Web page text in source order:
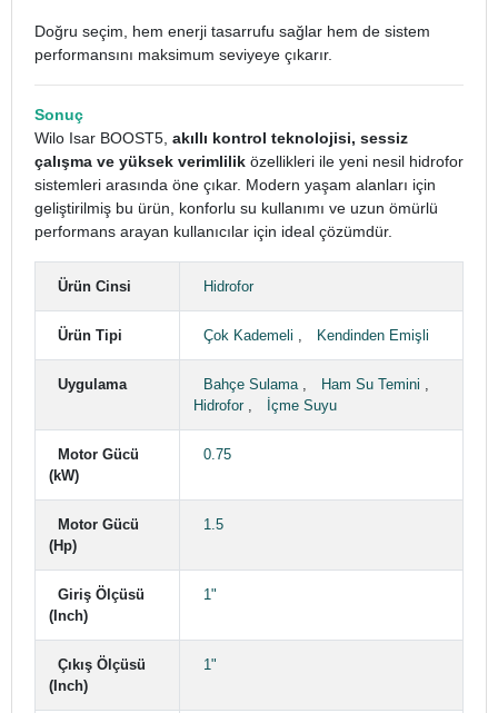
Doğru seçim, hem enerji tasarrufu sağlar hem de sistem
performansını maksimum seviyeye çıkarır.
Sonuç
Wilo Isar BOOST5, akıllı kontrol teknolojisi, sessiz
çalışma ve yüksek verimlilik özellikleri ile yeni nesil hidrofor
sistemleri arasında öne çıkar. Modern yaşam alanları için
geliştirilmiş bu ürün, konforlu su kullanımı ve uzun ömürlü
performans arayan kullanıcılar için ideal çözümdür.
Ürün Cinsi Hidrofor
Ürün Tipi Çok Kademeli , Kendinden Emişli
Uygulama Bahçe Sulama, Ham Su Temini ,
Hidrofor, İçme Suyu
Motor Gücü
(kW)
0.75
Motor Gücü
(Hp)
1.5
Giriş Ölçüsü
(Inch)
1"
Çıkış Ölçüsü
(Inch)
1"